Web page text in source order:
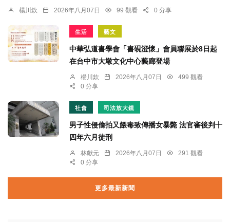
楊川欽 2026年八月07日 99 觀看 0 分享
生活 藝文
中華弘道書學會「書硯澄懷」會員聯展於8日起
在台中市大墩文化中心藝廊登場
楊川欽 2026年八月07日
499 觀看
0 分享
社會 司法放大鏡
男子性侵偷拍又餵毒致傳播女暴斃 法官審後判十
四年六月徒刑
林獻元 2026年八月07日
291 觀看
0 分享
更多最新新聞